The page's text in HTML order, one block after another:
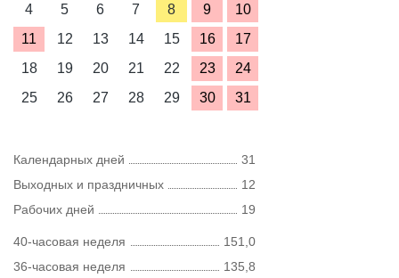
4
5 6 7 8 9
10
11
12 13 14 15 16
17
18
19 20 21 22 23
24
25
26 27 28 29 30 31
Календарных дней
31
Выходных и праздничных
12
Рабочих дней
19
40-часовая неделя
151,0
36-часовая неделя
135,8